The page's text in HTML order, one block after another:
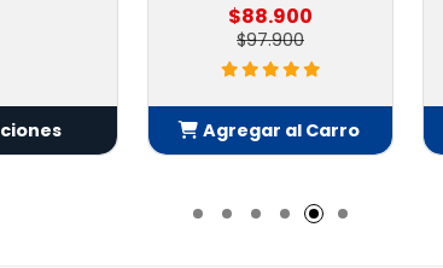
Carro
$3.500
Agregar al Carro